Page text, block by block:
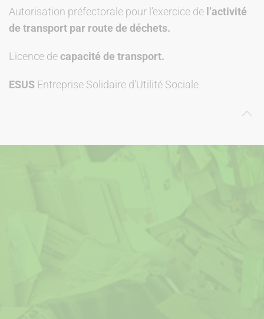
Autorisation préfectorale pour l’exercice de l’activité
de transport par route de déchets.
Licence decapacité de transport.
ESUS Entreprise Solidaire d'Utilité Sociale